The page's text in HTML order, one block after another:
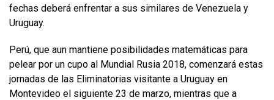
fechas deberá enfrentar a sus similares de Venezuela y
Uruguay.
Perú, que aun mantiene posibilidades matemáticas para
pelear por un cupo al Mundial Rusia 2018, comenzará estas
jornadas de las Eliminatorias visitante a Uruguay en
Montevideo el siguiente 23 de marzo, mientras que a